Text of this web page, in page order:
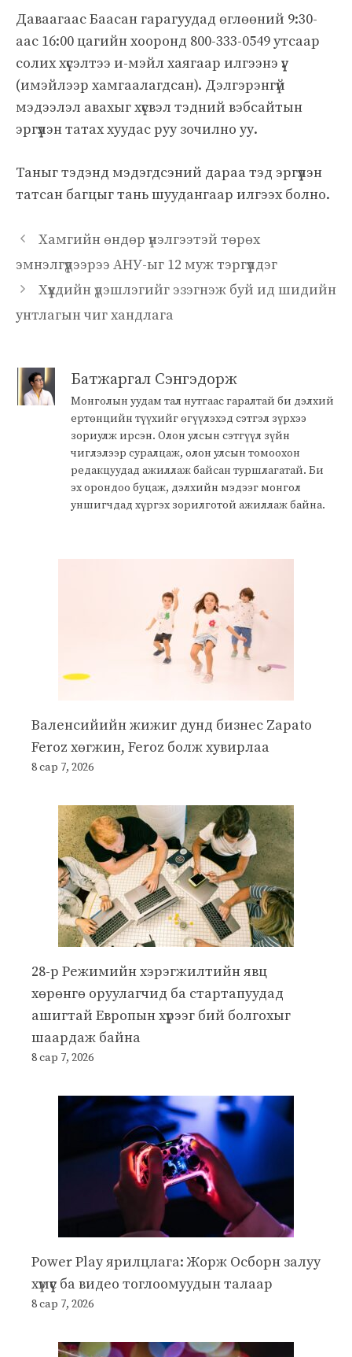
Даваагаас Баасан гарагуудад өглөөний 9:30-
аас 16:00 цагийн хооронд 800-333-0549 утсаар
солих хүсэлтээ и-мэйл хаягаар илгээнэ үү.
(имэйлээр хамгаалагдсан). Дэлгэрэнгүй
мэдээлэл авахыг хүсвэл тэдний вэбсайтын
эргүүлэн татах хуудас руу зочилно уу.
Таныг тэдэнд мэдэгдсэний дараа тэд эргүүлэн
татсан багцыг тань шуудангаар илгээх болно.
Хамгийн өндөр үнэлгээтэй төрөх
эмнэлгүүдээрээ АНУ-ыг 12 муж тэргүүлдэг
Хүүхдийн үдэшлэгийг эзэгнэж буй ид шидийн
унтлагын чиг хандлага
Батжаргал Сэнгэдорж
Монголын уудам тал нутгаас гаралтай би дэлхий
ертөнцийн түүхийг өгүүлэхэд сэтгэл зүрхээ
зориулж ирсэн. Олон улсын сэтгүүл зүйн
чиглэлээр суралцаж, олон улсын томоохон
редакцуудад ажиллаж байсан туршлагатай. Би
эх орондоо буцаж, дэлхийн мэдээг монгол
уншигчдад хүргэх зорилготой ажиллаж байна.
Валенсийийн жижиг дунд бизнес Zapato
Feroz хөгжин, Feroz болж хувирлаа
8 сар 7, 2026
28-р Режимийн хэрэгжилтийн явц
хөрөнгө оруулагчид ба стартапуудад
ашигтай Европын хүрээг бий болгохыг
шаардаж байна
8 сар 7, 2026
Power Play ярилцлага: Жорж Осборн залуу
хүмүүс ба видео тоглоомуудын талаар
8 сар 7, 2026